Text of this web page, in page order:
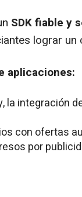
SDK fiable y
lograr
aplicaciones:
la integración
con ofertas
por